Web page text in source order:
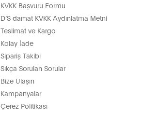
KVKK Başvuru Formu
D’S damat KVKK Aydınlatma Metni
Teslimat ve Kargo
Kolay İade
Sipariş Takibi
Sıkça Sorulan Sorular
Bize Ulaşın
Kampanyalar
Çerez Politikası